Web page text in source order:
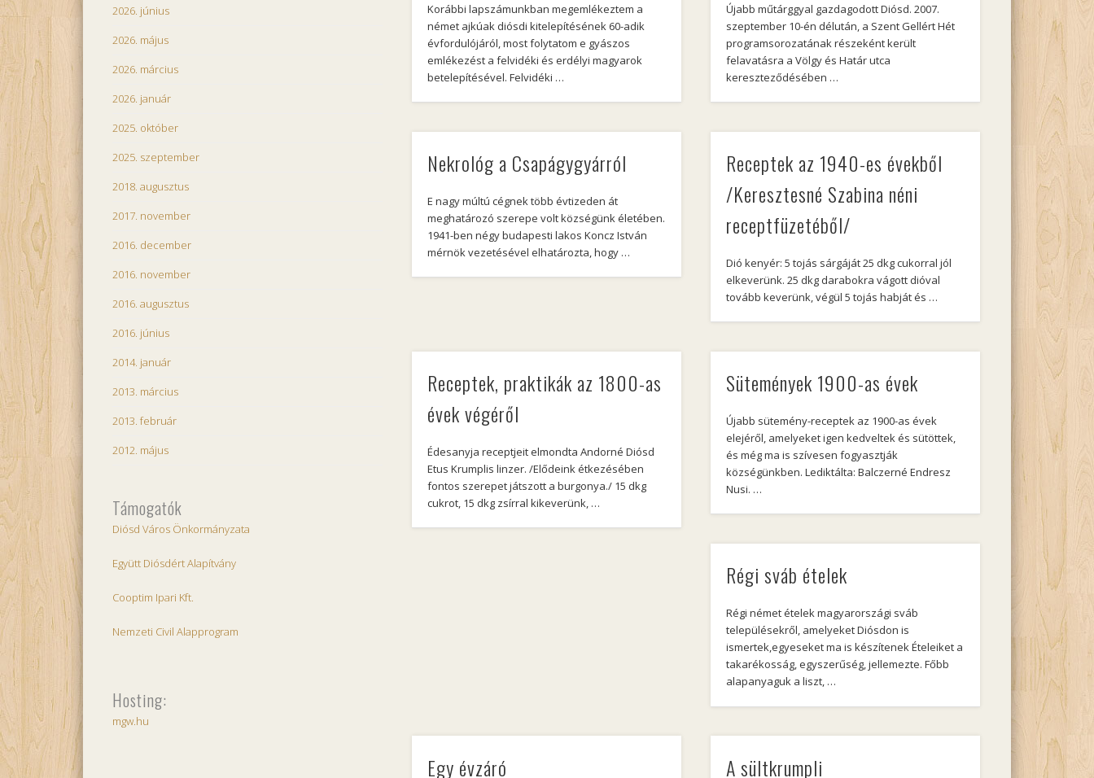
Korábbi lapszámunkban megemlékeztem a
német ajkúak diósdi kitelepítésének 60-adik
évfordulójáról, most folytatom e gyászos
emlékezést a felvidéki és erdélyi magyarok
betelepítésével. Felvidéki …
Újabb műtárggyal gazdagodott Diósd. 2007.
szeptember 10-én délután, a Szent Gellért Hét
programsorozatának részeként került
felavatásra a Völgy és Határ utca
kereszteződésében …
Nekrológ a Csapágygyárról
E nagy múltú cégnek több évtizeden át
meghatározó szerepe volt községünk életében.
1941-ben négy budapesti lakos Koncz István
mérnök vezetésével elhatározta, hogy …
Receptek az 1940-es évekből
/Keresztesné Szabina néni
receptfüzetéből/
Dió kenyér: 5 tojás sárgáját 25 dkg cukorral jól
elkeverünk. 25 dkg darabokra vágott dióval
tovább keverünk, végül 5 tojás habját és …
Receptek, praktikák az 1800-as
évek végéről
Édesanyja receptjeit elmondta Andorné Diósd
Etus Krumplis linzer. /Elődeink étkezésében
fontos szerepet játszott a burgonya./ 15 dkg
cukrot, 15 dkg zsírral kikeverünk, …
Sütemények 1900-as évek
Újabb sütemény-receptek az 1900-as évek
elejéről, amelyeket igen kedveltek és sütöttek,
és még ma is szívesen fogyasztják
községünkben. Lediktálta: Balczerné Endresz
Nusi. …
Régi sváb ételek
Régi német ételek magyarországi sváb
településekről, amelyeket Diósdon is
ismertek,egyeseket ma is készítenek Ételeiket a
takarékosság, egyszerűség, jellemezte. Főbb
alapanyaguk a liszt, …
Egy évzáró A sültkrumpli
2026. június
2026. május
2026. március
2026. január
2025. október
2025. szeptember
2018. augusztus
2017. november
2016. december
2016. november
2016. augusztus
2016. június
2014. január
2013. március
2013. február
2012. május
Támogatók
Diósd Város Önkormányzata
Együtt Diósdért Alapítvány
Cooptim Ipari Kft.
Nemzeti Civil Alapprogram
Hosting:
mgw.hu